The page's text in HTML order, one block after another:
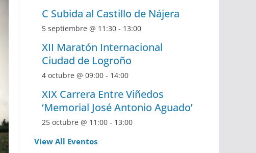
C Subida al Castillo de Nájera
5 septiembre @ 11:30 - 13:00
XII Maratón Internacional
Ciudad de Logroño
4 octubre @ 09:00 - 14:00
XIX Carrera Entre Viñedos
‘Memorial José Antonio Aguado’
25 octubre @ 11:00 - 13:00
View All Eventos